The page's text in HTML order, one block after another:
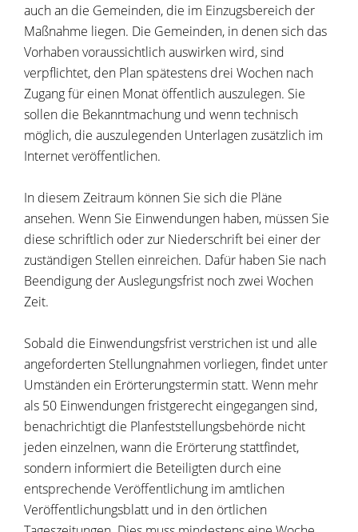
auch an die Gemeinden, die im Einzugsbereich der
Maßnahme liegen. Die Gemeinden, in denen sich das
Vorhaben voraussichtlich auswirken wird, sind
verpflichtet, den Plan spätestens drei Wochen nach
Zugang für einen Monat öffentlich auszulegen. Sie
sollen die Bekanntmachung und wenn technisch
möglich, die auszulegenden Unterlagen zusätzlich im
Internet veröffentlichen.
In diesem Zeitraum können Sie sich die Pläne
ansehen. Wenn Sie Einwendungen haben, müssen Sie
diese schriftlich oder zur Niederschrift bei einer der
zuständigen Stellen einreichen. Dafür haben Sie nach
Beendigung der Auslegungsfrist noch zwei Wochen
Zeit.
Sobald die Einwendungsfrist verstrichen ist und alle
angeforderten Stellungnahmen vorliegen, findet unter
Umständen ein Erörterungstermin statt. Wenn mehr
als 50 Einwendungen fristgerecht eingegangen sind,
benachrichtigt die Planfeststellungsbehörde nicht
jeden einzelnen, wann die Erörterung stattfindet,
sondern informiert die Beteiligten durch eine
entsprechende Veröffentlichung im amtlichen
Veröffentlichungsblatt und in den örtlichen